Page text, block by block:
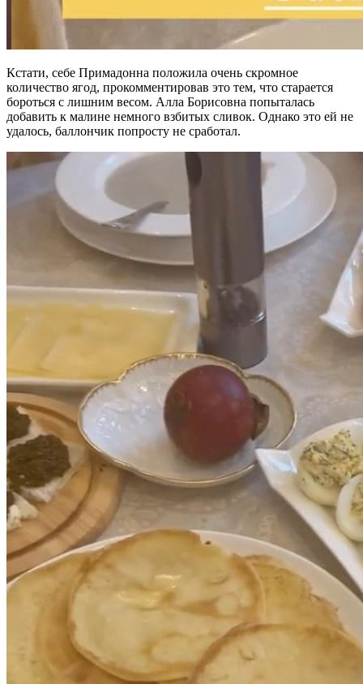
Кстати, себе Примадонна положила очень скромное
количество ягод, прокомментировав это тем, что старается
бороться с лишним весом. Алла Борисовна попыталась
добавить к малине немного взбитых сливок. Однако это ей не
удалось, баллончик попросту не сработал.